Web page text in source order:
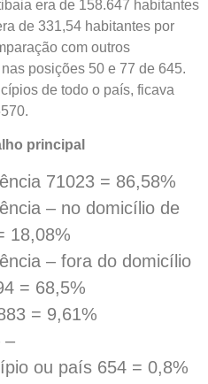
era de 158.647 habitantes
de 331,54 habitantes por
com outros
posições 50 e 77 de 645.
de todo o país, ficava
principal
71023 = 86,58%
– no domicílio de
18,08%
– fora do domicílio
= 68,5%
= 9,61%
–
ou país 654 = 0,8%